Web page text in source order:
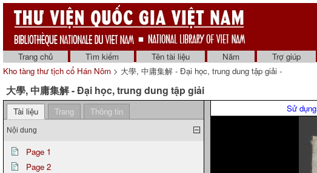
Trang chủ Tìm kiếm Tên tài liệu Năm
Trợ giúp
Kho tàng thư tịch cổ Hán Nôm > 大學, 中庸集解 - Đại học, trung dung tập giải -
大學, 中庸集解 - Đại học, trung dung tập giải
Tài liệu Trang Thông tin
Nội dung
Page 1
Page 2
Sử dụng